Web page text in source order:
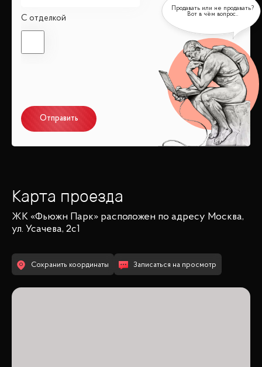
С отделкой
Отправить
Карта проезда
ЖК «Фьюжн Парк» расположен по адресу Москва,
ул. Усачева, 2с1
Сохранить координаты Записаться на просмотр